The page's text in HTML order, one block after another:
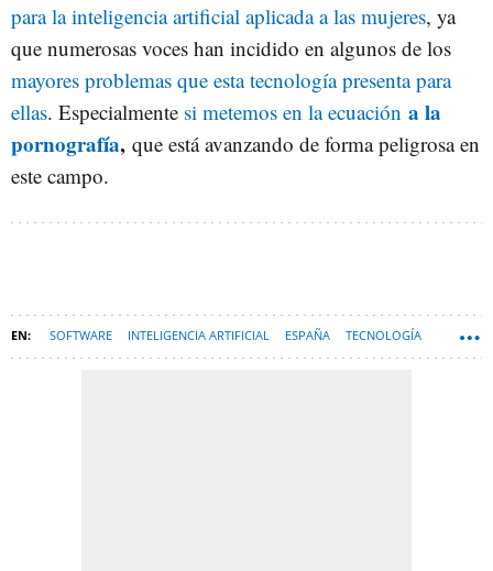
para la inteligencia artificial aplicada a las mujeres, ya
que numerosas voces han incidido en algunos de los
mayores problemas que esta tecnología presenta para
ellas. Especialmente si metemos en la ecuación a la
pornografía, que está avanzando de forma peligrosa en
este campo.
SOFTWARE INTELIGENCIA ARTIFICIAL ESPAÑA TECNOLOGÍA